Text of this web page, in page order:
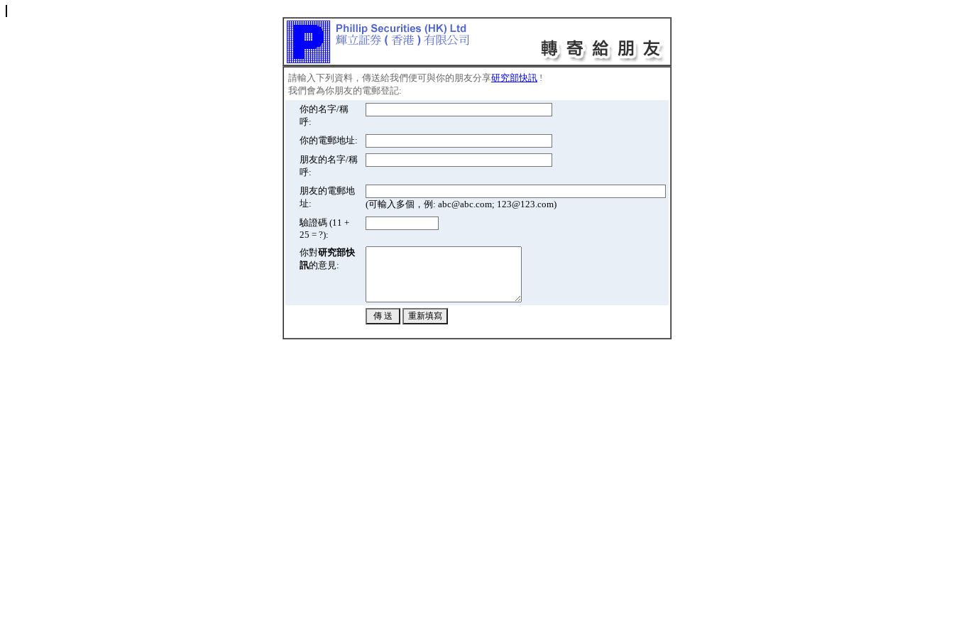
請輸入下列資料，傳送給我們便可與你的朋友分享研究部快訊 !
我們會為你朋友的電郵登記:
你的名字/稱
呼:
你的電郵地址:
朋友的名字/稱
呼:
朋友的電郵地
址:
(可輸入多個，例: abc@abc.com; 123@123.com)
驗證碼 (11 +
25 = ?):
你對研究部快
訊的意見: